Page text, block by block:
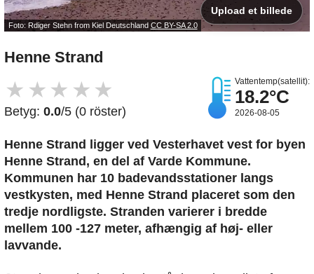
Foto: Rdiger Stehn from Kiel Deutschland CC BY-SA 2.0
Upload et billede
Henne Strand
★ ★ ★ ★ ★
Betyg: 0.0/5 (0 röster)
Vattentemp(satellit):
18.2°C
2026-08-05
Henne Strand ligger ved Vesterhavet vest for byen
Henne Strand, en del af Varde Kommune.
Kommunen har 10 badevandsstationer langs
vestkysten, med Henne Strand placeret som den
tredje nordligste. Stranden varierer i bredde
mellem 100 -127 meter, afhængig af høj- eller
lavvande.